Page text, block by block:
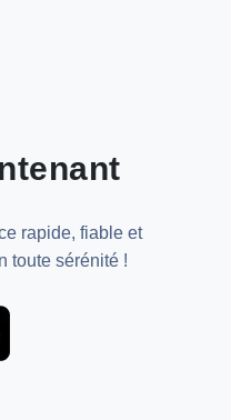
rapide, fiable et
toute sérénité !